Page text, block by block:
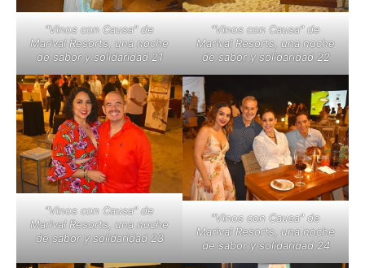
"Vinos con Causa" de
Marival Resorts, una noche
de sabor y solidaridad 21
"Vinos con Causa" de
Marival Resorts, una noche
de sabor y solidaridad 22
"Vinos con Causa" de
Marival Resorts, una noche
de sabor y solidaridad 23
"Vinos con Causa" de
Marival Resorts, una noche
de sabor y solidaridad 24